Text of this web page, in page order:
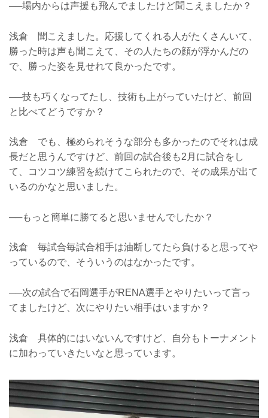
──場内からは声援も飛んでましたけど聞こえましたか？
浅倉 聞こえました。応援してくれる人がたくさんいて、
勝った時は声も聞こえて、その人たちの顔が浮かんだの
で、勝った姿を見せれて良かったです。
──技も巧くなってたし、技術も上がっていたけど、前回
と比べてどうですか？
浅倉 でも、極められそうな部分も多かったのでそれは成
長だと思うんですけど、前回の試合後も2月に試合をし
て、コツコツ練習を続けてこられたので、その成果が出て
いるのかなと思いました。
──もっと簡単に勝てると思いませんでしたか？
浅倉 毎試合毎試合相手は油断してたら負けると思ってや
っているので、そういうのはなかったです。
──次の試合で石岡選手がRENA選手とやりたいって言っ
てましたけど、次にやりたい相手はいますか？
浅倉 具体的にはいないんですけど、自分もトーナメント
に加わっていきたいなと思っています。